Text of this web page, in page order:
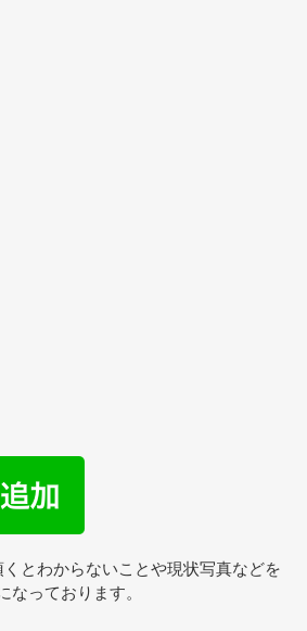
とわからないことや現状写真などを
なっております。